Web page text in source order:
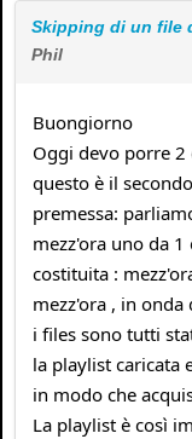
Skipping di un file
Phil
Buongiorno
Oggi devo porre
questo è il
premessa:
mezz'ora uno da
costituita :
mezz'ora , in onda
i files sono tutti
la playlist caricata
in modo che
La playlist è così